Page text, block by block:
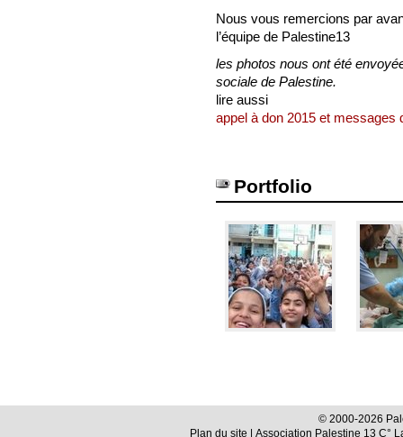
Nous vous remercions par
l’équipe de Palestine13
les photos nous ont été
sociale de Palestine.
lire aussi
appel à don 2015 et messages
Portfolio
© 2000-2026
Plan du site | Association Palestine 13 C°